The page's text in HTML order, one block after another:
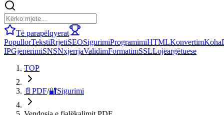
Të parapëlqyerat
PopullorTekstiRrjetiSEOSigurimiProgramimiHTMLKonvertimKoha
IPGjenerimiSNSNxjerrjaValidimFormatimSSLLojëargëtuese
TOP
📄 PDF/🔐Sigurimi